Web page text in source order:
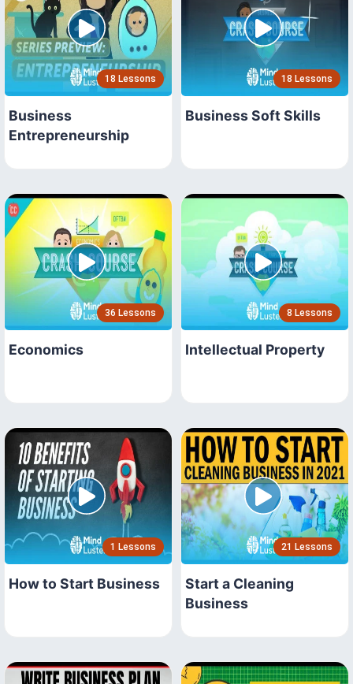
18 Lessons
Business
Entrepreneurship
18 Lessons
Business Soft Skills
36 Lessons
Economics
8 Lessons
Intellectual Property
1 Lessons
How to Start Business
21 Lessons
Start a Cleaning
Business